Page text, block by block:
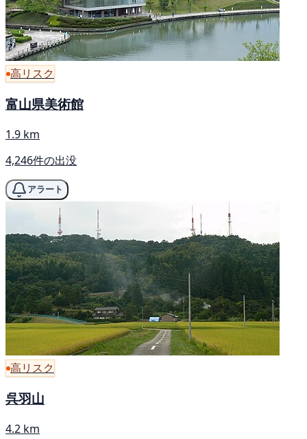
高リスク
富山県美術館
1.9 km
4,246件の出没
アラート
高リスク
呉羽山
4.2 km